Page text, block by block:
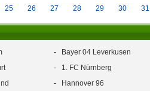
25 26 27 28 29 30 31
- Bayer 04 Leverkusen
- 1. FC Nürnberg
- Hannover 96